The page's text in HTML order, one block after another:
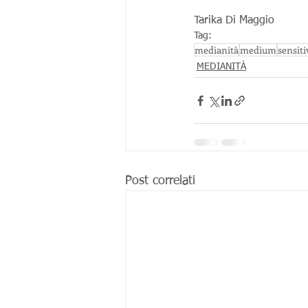
Tarika Di Maggio
Tag:
medianitàmedium
MEDIANITÀ
Post correlati